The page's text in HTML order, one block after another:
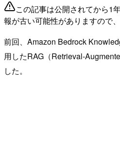
この記事は公開されてから1
報が古い可能性がありますので
前回、Amazon Bedrock
用したRAG（Retrieval-
した。